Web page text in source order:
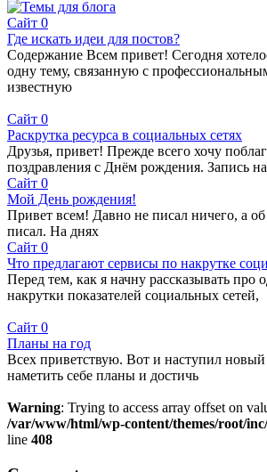
Сайт 0
Где искать идеи для постов?
Содержание Всем привет! Сегодня
одну тему, связанную с
известную
Сайт 0
Раскрутка ресурса в социальных сетях
Друзья, привет! Прежде всего хочу
поздравления с Днём рождения. Запись
Сайт 0
Мой День рождения!
Привет всем! Давно не писал ничего, а
писал. На днях
Сайт 0
Что предлагают сервисы по накрутке
Перед тем, как я начну рассказывать про
накрутки показателей социальных сетей,
Сайт 0
Планы на год
Всех приветствую. Вот и наступил
наметить себе планы и достичь
Warning: Trying to access array offset on
/var/www/html/wp-content/themes/root/
line 408